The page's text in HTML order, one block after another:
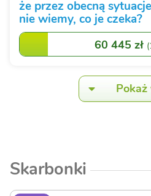
że przez obecną
nie wiemy, co je czeka?
60 445 zł (
Skarbonki